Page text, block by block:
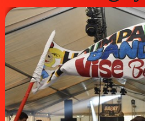
Musiciens
Calendrier
Albums
Vidéos
Contact